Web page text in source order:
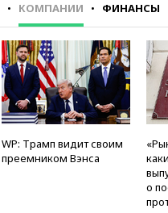
КОМПАНИИ ФИНАНСЫ
WP: Трамп видит своим
преемником Вэнса
о